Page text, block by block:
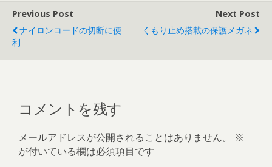
Previous Post
ナイロンコードの切断に便
利
Next Post
くもり止め搭載の保護メガネ
コメントを残す
メールアドレスが公開されることはありません。
※
が付いている欄は必須項目です